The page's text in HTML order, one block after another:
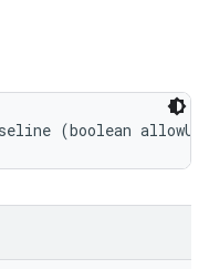
(boolean